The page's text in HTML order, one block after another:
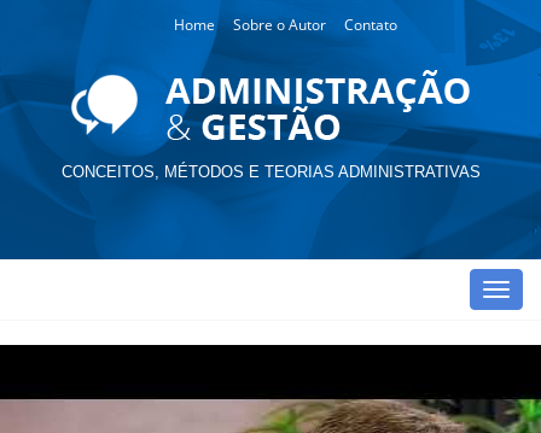
Home Sobre o Autor Contato
CONCEITOS, MÉTODOS E TEORIAS ADMINISTRATIVAS